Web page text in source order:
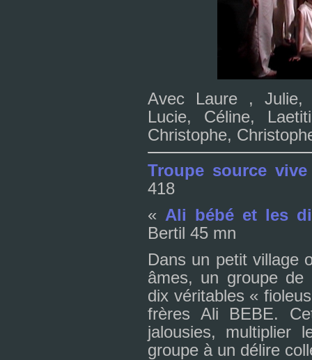
Avec Laure , Julie,
Lucie, Céline,
Christophe,
Troupe source vive
418
« Ali bébé et les
Bertil 45 mn
Dans un petit vil­lage
âmes, un groupe de
dix véri­ta­bles «
frè­res Ali BEBE.
jalou­sies, mul­ti­plier
groupe à un délire